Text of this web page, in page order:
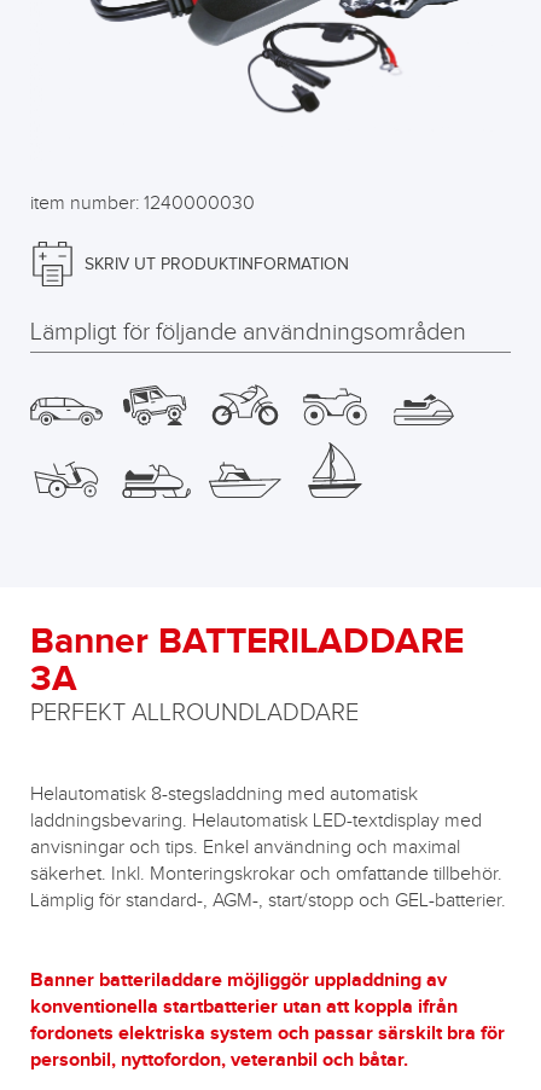
item number: 1240000030
SKRIV UT PRODUKTINFORMATION
Lämpligt för följande användningsområden
Banner BATTERILADDARE
3A
PERFEKT ALLROUNDLADDARE
Helautomatisk 8-stegsladdning med automatisk
laddningsbevaring. Helautomatisk LED-textdisplay med
anvisningar och tips. Enkel användning och maximal
säkerhet. Inkl. Monteringskrokar och omfattande tillbehör.
Lämplig för standard-, AGM-, start/stopp och GEL-batterier.
Banner batteriladdare möjliggör uppladdning av
konventionella startbatterier utan att koppla ifrån
fordonets elektriska system och passar särskilt bra för
personbil, nyttofordon, veteranbil och båtar.